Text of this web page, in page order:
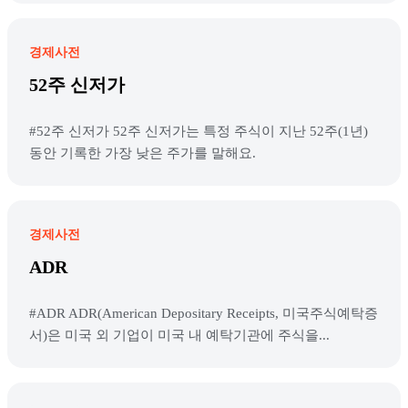
경제사전
52주 신저가
#52주 신저가 52주 신저가는 특정 주식이 지난 52주(1년)
동안 기록한 가장 낮은 주가를 말해요.
경제사전
ADR
#ADR ADR(American Depositary Receipts, 미국주식예탁증
서)은 미국 외 기업이 미국 내 예탁기관에 주식을...